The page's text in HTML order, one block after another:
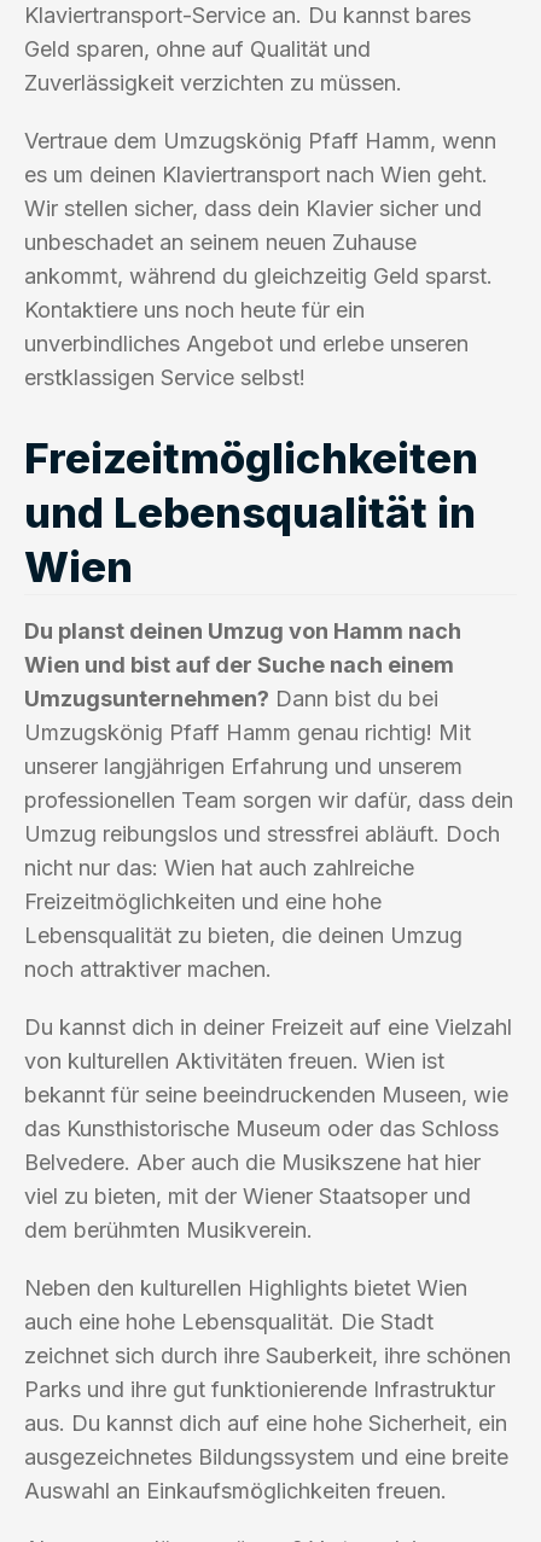
Klaviertransport-Service an. Du kannst bares
Geld sparen, ohne auf Qualität und
Zuverlässigkeit verzichten zu müssen.
Vertraue dem Umzugskönig Pfaff Hamm, wenn
es um deinen Klaviertransport nach Wien geht.
Wir stellen sicher, dass dein Klavier sicher und
unbeschadet an seinem neuen Zuhause
ankommt, während du gleichzeitig Geld sparst.
Kontaktiere uns noch heute für ein
unverbindliches Angebot und erlebe unseren
erstklassigen Service selbst!
Freizeitmöglichkeiten
und Lebensqualität in
Wien
Du planst deinen Umzug von Hamm nach
Wien und bist auf der Suche nach einem
Umzugsunternehmen? Dann bist du bei
Umzugskönig Pfaff Hamm genau richtig! Mit
unserer langjährigen Erfahrung und unserem
professionellen Team sorgen wir dafür, dass dein
Umzug reibungslos und stressfrei abläuft. Doch
nicht nur das: Wien hat auch zahlreiche
Freizeitmöglichkeiten und eine hohe
Lebensqualität zu bieten, die deinen Umzug
noch attraktiver machen.
Du kannst dich in deiner Freizeit auf eine Vielzahl
von kulturellen Aktivitäten freuen. Wien ist
bekannt für seine beeindruckenden Museen, wie
das Kunsthistorische Museum oder das Schloss
Belvedere. Aber auch die Musikszene hat hier
viel zu bieten, mit der Wiener Staatsoper und
dem berühmten Musikverein.
Neben den kulturellen Highlights bietet Wien
auch eine hohe Lebensqualität. Die Stadt
zeichnet sich durch ihre Sauberkeit, ihre schönen
Parks und ihre gut funktionierende Infrastruktur
aus. Du kannst dich auf eine hohe Sicherheit, ein
ausgezeichnetes Bildungssystem und eine breite
Auswahl an Einkaufsmöglichkeiten freuen.